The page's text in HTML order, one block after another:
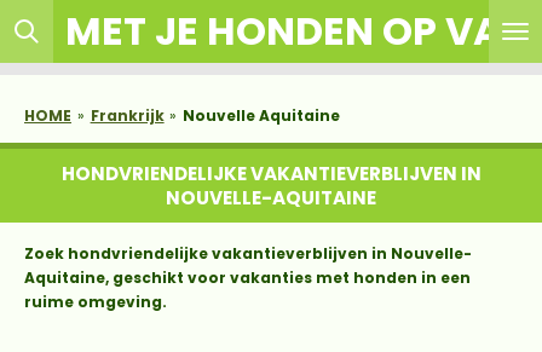
Ga
direct
naar
hoofdinhoud
MET JE HONDEN OP
HOME » Frankrijk » Nouvelle Aquitaine
HONDVRIENDELIJKE VAKANTIEVERBLIJVEN IN
NOUVELLE-AQUITAINE
Zoek hondvriendelijke vakantieverblijven in Nouvelle-
Aquitaine, geschikt voor vakanties met honden in een
ruime omgeving.